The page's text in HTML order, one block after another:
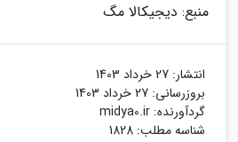
منبع: دیجیکالا مگ
انتشار: 27 خرداد 1403
بروزرسانی: 27 خرداد 1403
گردآورنده: midya0.ir
شناسه مطلب: 1828